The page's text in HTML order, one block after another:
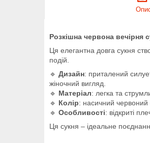
Розкішна червона вечірня
Ця елегантна довга сукня
подій.
🔹 Дизайн: приталений
жіночний вигляд.
🔹 Матеріал: легка та
🔹 Колір: насичний червоний
🔹 Особливості: відкриті
Ця сукня – ідеальне